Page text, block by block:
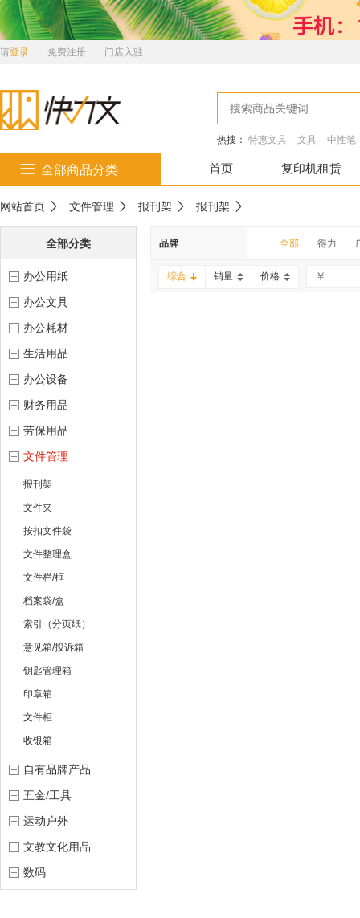
请登录 免费注册 门店入驻
热搜： 特惠文具 文具 中性笔
全部商品分类 首页 复印机租赁
网站首页 文件管理 报刊架 报刊架
全部分类
办公用纸
办公文具
办公耗材
生活用品
办公设备
财务用品
劳保用品
文件管理
报刊架
文件夹
按扣文件袋
文件整理盒
文件栏/框
档案袋/盒
索引（分页纸）
意见箱/投诉箱
钥匙管理箱
印章箱
文件柜
收银箱
自有品牌产品
五金/工具
运动户外
文教文化用品
数码
品牌 全部 得力
综合 销量 价格